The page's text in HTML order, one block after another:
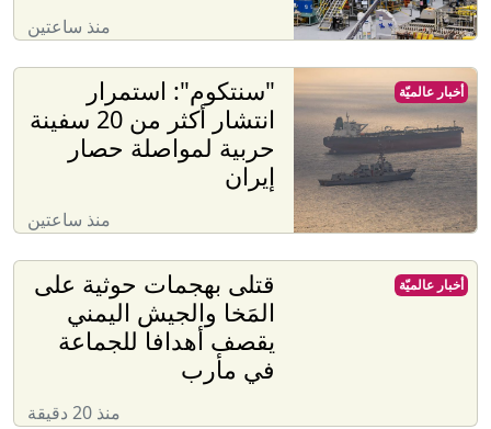
منذ ساعتين
"سنتكوم": استمرار
انتشار أكثر من 20 سفينة
حربية لمواصلة حصار
إيران
منذ ساعتين
أخبار عالميّة
قتلى بهجمات حوثية على
المَخا والجيش اليمني
يقصف أهدافا للجماعة
في مأرب
منذ 20 دقيقة
أخبار عالميّة